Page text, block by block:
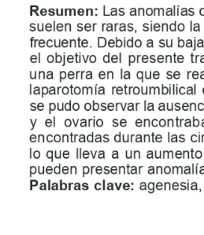
Resumen: Las anomalías
suelen ser raras, siendo
frecuente. Debido a su
el  objetivo  del  presente
una  perra en la que se
laparotomía retroumbilical
se pudo observar la
y  el  ovario  se
encontradas durante las
lo que lleva a   un aumento
pueden presentar
Palabras clave: agenesia,